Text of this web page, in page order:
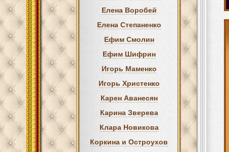
Елена Воробей
Елена Степаненко
Ефим Смолин
Ефим Шифрин
Игорь Маменко
Игорь Христенко
Карен Аванесян
Карина Зверева
Клара Новикова
Коркина и Остроухов